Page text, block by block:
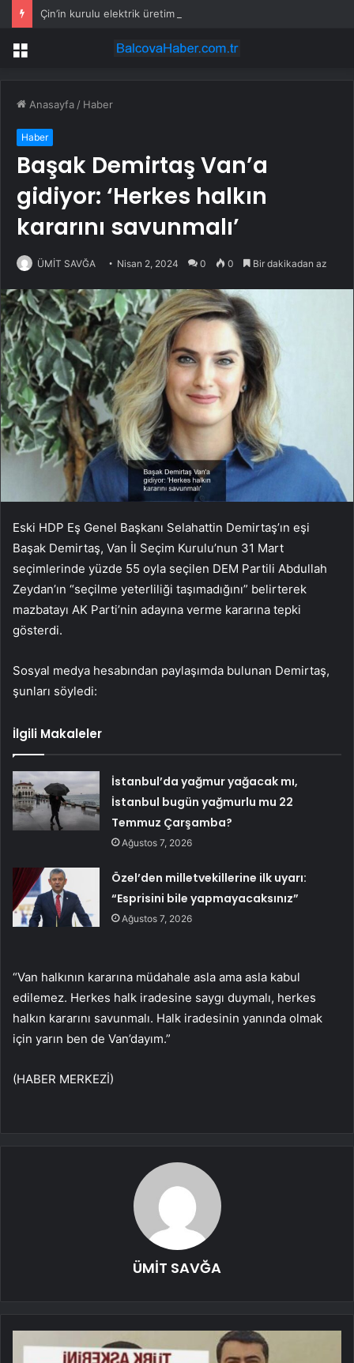
Çin’in kurulu elektrik üretim kapasitesi 4 milyar kilovatı aştı
Menü
Anasayfa / Haber
Haber
Başak Demirtaş Van’a
gidiyor: ‘Herkes halkın
kararını savunmalı’
ÜMİT SAVĞA Nisan 2, 2024 0 0 Bir dakikadan az
Eski HDP Eş Genel Başkanı Selahattin Demirtaş’ın eşi
Başak Demirtaş, Van İl Seçim Kurulu’nun 31 Mart
seçimlerinde yüzde 55 oyla seçilen DEM Partili Abdullah
Zeydan’ın “seçilme yeterliliği taşımadığını” belirterek
mazbatayı AK Parti’nin adayına verme kararına tepki
gösterdi.
Sosyal medya hesabından paylaşımda bulunan Demirtaş,
şunları söyledi:
İlgili Makaleler
İstanbul’da yağmur yağacak mı,
İstanbul bugün yağmurlu mu 22
Temmuz Çarşamba?
Ağustos 7, 2026
Özel’den milletvekillerine ilk uyarı:
“Esprisini bile yapmayacaksınız”
Ağustos 7, 2026
“Van halkının kararına müdahale asla ama asla kabul
edilemez. Herkes halk iradesine saygı duymalı, herkes
halkın kararını savunmalı. Halk iradesinin yanında olmak
için yarın ben de Van’dayım.”
(HABER MERKEZİ)
ÜMİT SAVĞA